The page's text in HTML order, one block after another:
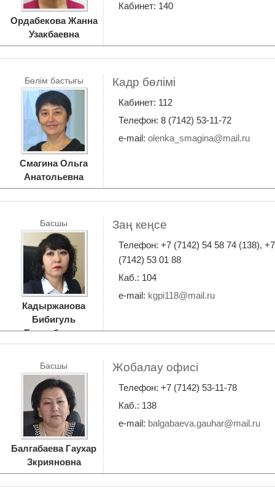
Ордабекова Жанна
Узакбаевна
Кабинет: 140
Кадр бөлімі
Бөлім бастығы
Смагина Ольга
Анатольевна
Кабинет: 112
Телефон: 8 (7142) 53-11-72
e-mail: olenka_smagina@mail.ru
Заң кеңсе
Басшы
Кадыржанова
Бибигуль
Бурумбаевна
Телефон: +7 (7142) 54 58 74 (138), +7
(7142) 53 01 88
Каб.: 104
e-mail: kgpi118@mail.ru
Жобалау офисі
Басшы
Балгабаева Гаухар
Зкрияновна
Телефон: +7 (7142) 53-11-78
Каб.: 138
e-mail: balgabaeva.gauhar@mail.ru